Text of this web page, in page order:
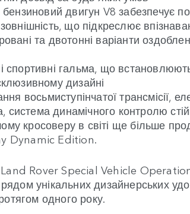
двигун V8 забезпечує
що підкреслює
та двотонні варіанти
спортивні гальма, що
дизайні
восьмиступінчатої
динамічного контролю
кросоверу в світі ще більше
Dynamic Edition.
Rover Special Vehicle
унікальних дизайнерських
одного року.